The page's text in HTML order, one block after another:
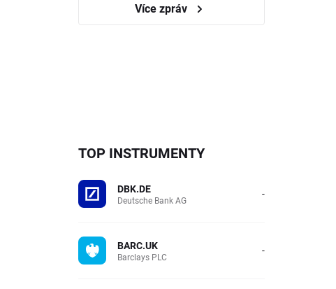
Více zpráv
TOP INSTRUMENTY
DBK.DE
Deutsche Bank AG -
BARC.UK
Barclays PLC -